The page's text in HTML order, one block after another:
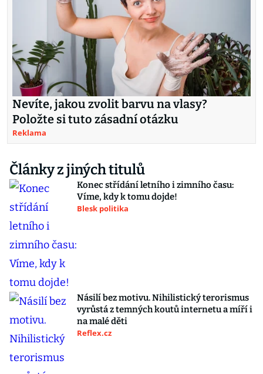
Nevíte, jakou zvolit barvu na vlasy?
Položte si tuto zásadní otázku
Reklama
Články z jiných titulů
Konec střídání letního i zimního času:
Víme, kdy k tomu dojde!
Blesk politika
Násilí bez motivu. Nihilistický terorismus
vyrůstá z temných koutů internetu a míří i
na malé děti
Reflex.cz